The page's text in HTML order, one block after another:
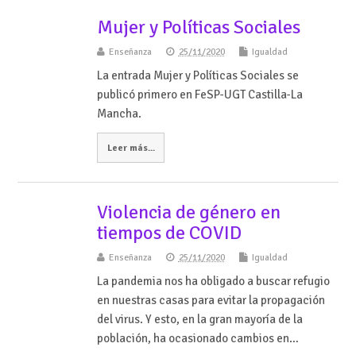
Mujer y Políticas Sociales
Enseñanza 25/11/2020 Igualdad
La entrada Mujer y Políticas Sociales se
publicó primero en FeSP-UGT Castilla-La
Mancha.
Leer más...
Violencia de género en
tiempos de COVID
Enseñanza 25/11/2020 Igualdad
La pandemia nos ha obligado a buscar refugio
en nuestras casas para evitar la propagación
del virus. Y esto, en la gran mayoría de la
población, ha ocasionado cambios en…